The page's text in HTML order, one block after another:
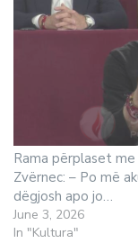
Rama përplaset
Zvërnec: – Po më
dëgjosh apo jo…
June 3, 2026
In "Kultura"